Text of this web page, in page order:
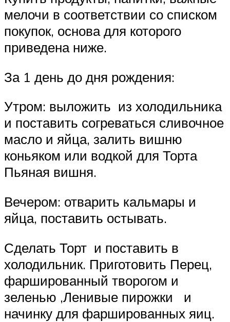
мелочи в соответствии со списком
покупок, основа для которого
приведена ниже.
За 1 день до дня рождения:
Утром: выложить из холодильника
и поставить согреваться сливочное
масло и яйца, залить вишню
коньяком или водкой для Торта
Пьяная вишня.
Вечером: отварить кальмары и
яйца, поставить остывать.
Сделать Торт и поставить в
холодильник. Приготовить Перец,
фаршированный творогом и
зеленью ,Ленивые пирожки и
начинку для фаршированных яиц.